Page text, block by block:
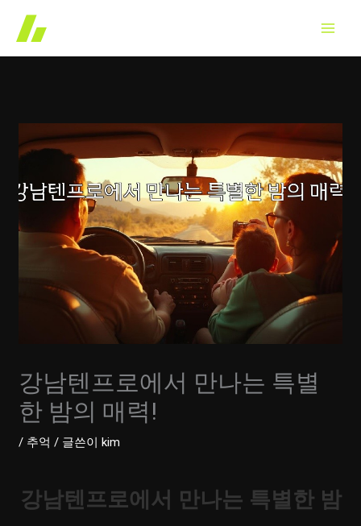
츠
강남텐프로에서 만나는 특별
한 밤의 매력!
/ 추억 / 글쓴이kim
강남텐프로에서 만나는 특별한 밤